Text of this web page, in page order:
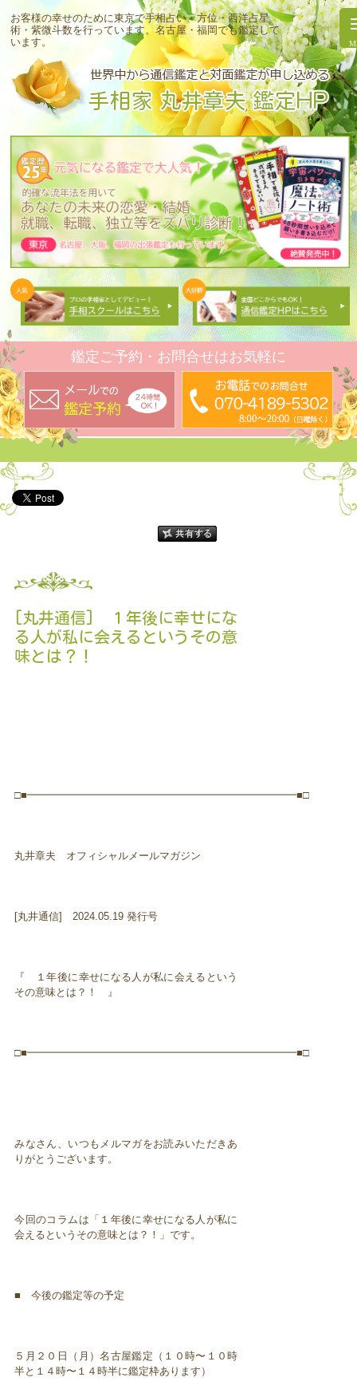
お客様の幸せのために東京で手相占い・方位・西洋占星
術・紫微斗数を行っています。名古屋・福岡でも鑑定して
います。
鑑定ご予約・お問合せはお気軽に
[丸井通信] １年後に幸せにな
る人が私に会えるというその意
味とは？！
□■━━━━━━━━━━━━━━━━━━━━━━━━━━■□
丸井章夫 オフィシャルメールマガジン
[丸井通信] 2024.05.19 発行号
『 １年後に幸せになる人が私に会えるという
その意味とは？！ 』
□■━━━━━━━━━━━━━━━━━━━━━━━━━━■□
みなさん、いつもメルマガをお読みいただきあ
りがとうございます。
今回のコラムは「１年後に幸せになる人が私に
会えるというその意味とは？！」です。
■ 今後の鑑定等の予定
５月２０日（月）名古屋鑑定（１０時〜１０時
半と１４時〜１４時半に鑑定枠あります）